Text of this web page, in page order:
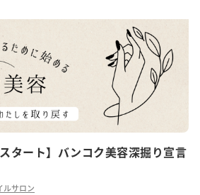
タート】バンコク美容深掘り宣言
ルサロン